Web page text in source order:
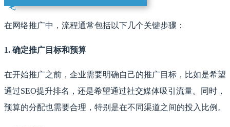
在网络推广中，流程通常包括以下几个关键步骤：
1. 确定推广目标和预算
在开始推广之前，企业需要明确自己的推广目标，比如是希望
通过SEO提升排名，还是希望通过社交媒体吸引流量。同时，
预算的分配也需要合理，特别是在不同渠道之间的投入比例。